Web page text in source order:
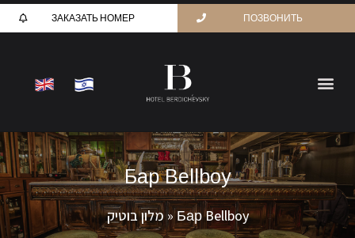
ЗАКАЗАТЬ НОМЕР ПОЗВОНИТЬ
Бар Bellboy
מלון בוטיק»Бар Bellboy